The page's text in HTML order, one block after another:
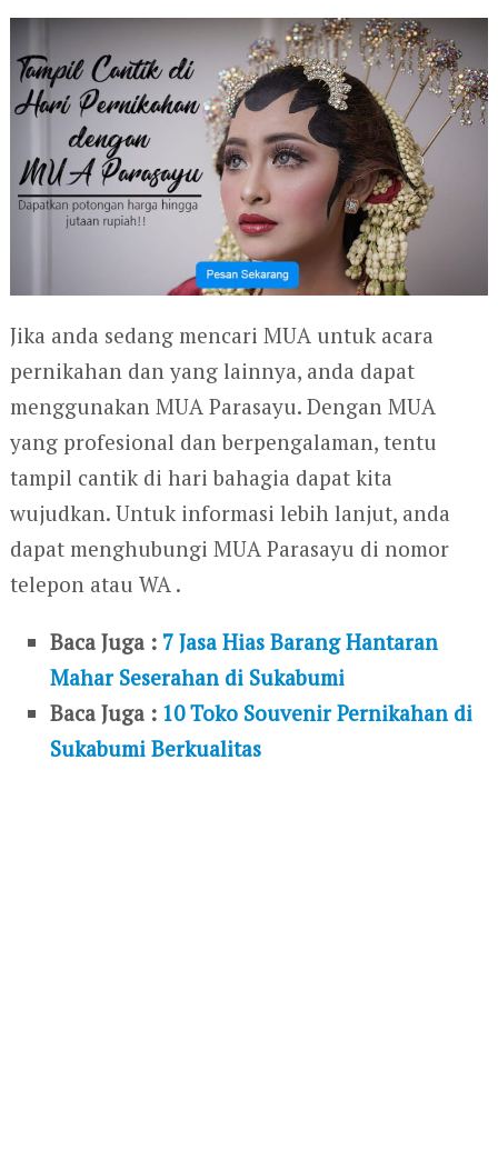
Jika anda sedang mencari MUA untuk acara
pernikahan dan yang lainnya, anda dapat
menggunakan MUA Parasayu. Dengan MUA
yang profesional dan berpengalaman, tentu
tampil cantik di hari bahagia dapat kita
wujudkan. Untuk informasi lebih lanjut, anda
dapat menghubungi MUA Parasayu di nomor
telepon atau WA .
Baca Juga : 7 Jasa Hias Barang Hantaran
Mahar Seserahan di Sukabumi
Baca Juga : 10 Toko Souvenir Pernikahan di
Sukabumi Berkualitas